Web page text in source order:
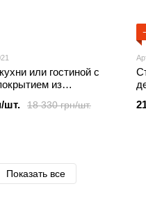
или гостиной с
из
Ясень
18 330 грн/шт.
шт.
Показать все